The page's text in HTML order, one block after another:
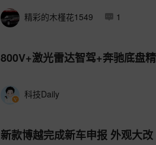
精彩的木槿花1549 1
800V+激光雷达智驾+奔驰底盘
科技Daily
新款博越完成新车申报 外观大